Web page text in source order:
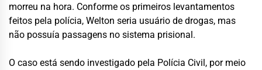
morreu na hora. Conforme os primeiros levantamentos
feitos pela polícia, Welton seria usuário de drogas, mas
não possuía passagens no sistema prisional.
O caso está sendo investigado pela Polícia Civil, por meio